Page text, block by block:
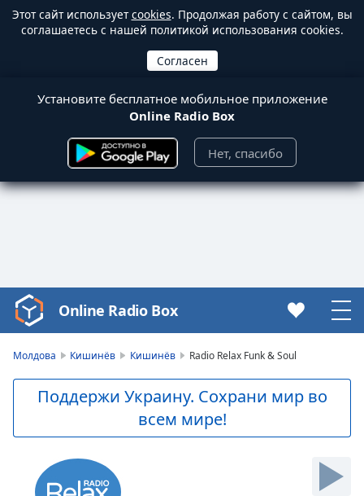
Этот сайт используетcookies. Продолжая работу с сайтом, вы
соглашаетесь с нашей политикой использования cookies.
Установите бесплатное мобильное приложение
Online Radio Box
Нет, спасибо
Video
Player
Skip
Forward
Online Radio Box
Молдова Кишинёв Кишинёв Radio Relax Funk & Soul
Поддержи Украину. Сохрани мир во
всем мире!